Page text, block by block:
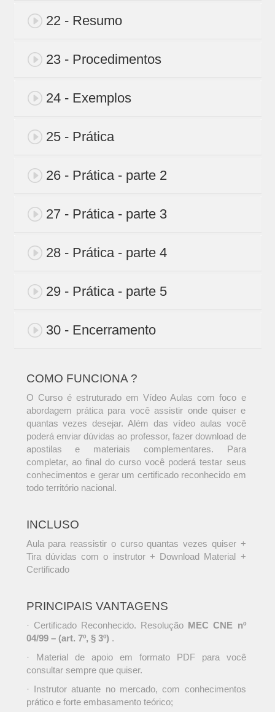
22 - Resumo
23 - Procedimentos
24 - Exemplos
25 - Prática
26 - Prática - parte 2
27 - Prática - parte 3
28 - Prática - parte 4
29 - Prática - parte 5
30 - Encerramento
COMO FUNCIONA ?
O Curso é estruturado em Vídeo Aulas com foco e
abordagem prática para você assistir onde quiser e
quantas vezes desejar. Além das vídeo aulas você
poderá enviar dúvidas ao professor, fazer download de
apostilas e materiais complementares. Para
completar, ao final do curso você poderá testar seus
conhecimentos e gerar um certificado reconhecido em
todo território nacional.
INCLUSO
Aula para reassistir o curso quantas vezes quiser +
Tira dúvidas com o instrutor + Download Material +
Certificado
PRINCIPAIS VANTAGENS
· Certificado Reconhecido. Resolução MEC CNE nº
04/99 – (art. 7º, § 3º) .
· Material de apoio em formato PDF para você
consultar sempre que quiser.
· Instrutor atuante no mercado, com conhecimentos
prático e forte embasamento teórico;